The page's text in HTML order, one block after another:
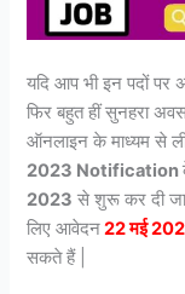
यदि आप भी इन पदों पर
फिर बहुत हीं सुनहरा
ऑनलाइन के माध्यम से ली
2023 Notification
2023 से शुरू कर दी
लिए आवेदन22 मई
सकते हैं |